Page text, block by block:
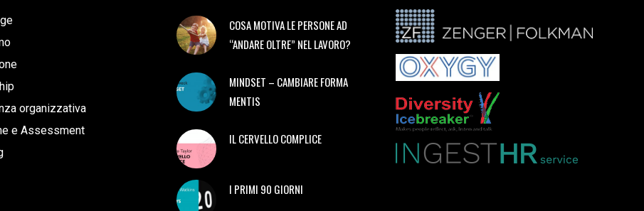
organizzativa
e Assessment
COSA MOTIVA LE PERSONE AD
“ANDARE OLTRE” NEL LAVORO?
MINDSET – CAMBIARE FORMA
MENTIS
IL CERVELLO COMPLICE
I PRIMI 90 GIORNI